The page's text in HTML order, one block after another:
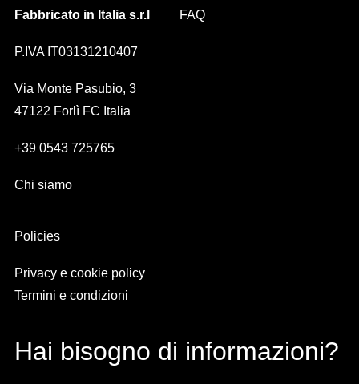
Fabbricato in Italia s.r.l
P.IVA IT03131210407
Via Monte Pasubio, 3
47122 Forlì FC Italia
+39 0543 725765
Chi siamo
FAQ
Policies
Privacy e cookie policy
Termini e condizioni
Hai bisogno di informazioni?